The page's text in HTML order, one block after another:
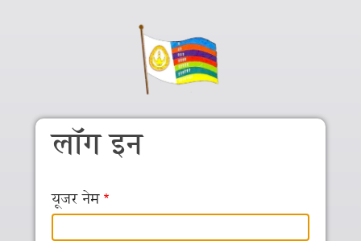
लॉग इन
यूजर नेम